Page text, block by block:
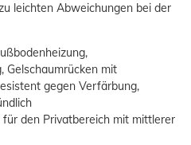
leichten Abweichungen bei der
Gelschaumrücken mit
gegen Verfärbung,
für den Privatbereich mit mittlerer